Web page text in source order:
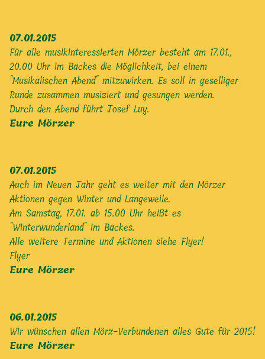
07.01.2015
Für alle musikinteressierten Mörzer besteht am 17.01.,
20.00 Uhr im Backes die Möglichkeit, bei einem
"Musikalischen Abend" mitzuwirken. Es soll in geselliger
Runde zusammen musiziert und gesungen werden.
Durch den Abend führt Josef Luy.
Eure Mörzer
07.01.2015
Auch im Neuen Jahr geht es weiter mit den Mörzer
Aktionen gegen Winter und Langeweile.
Am Samstag, 17.01. ab 15.00 Uhr heißt es
"Winterwunderland" im Backes.
Alle weitere Termine und Aktionen siehe Flyer!
Flyer
Eure Mörzer
06.01.2015
Wir wünschen allen Mörz-Verbundenen alles Gute für 2015!
Eure Mörzer